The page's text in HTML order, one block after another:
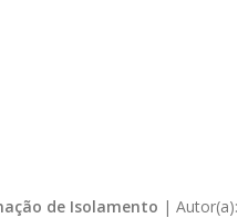
de Isolamento | Autor(a):